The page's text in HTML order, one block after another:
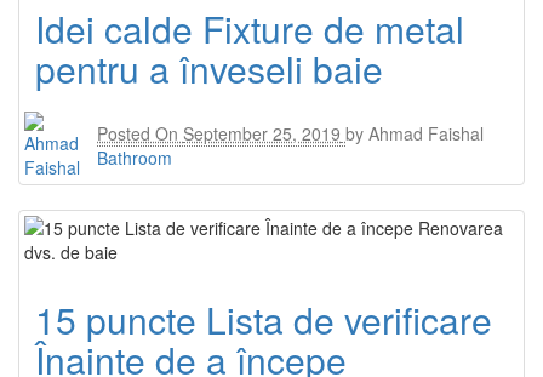
Idei calde Fixture de metal
pentru a înveseli baie
Posted On September 25, 2019 by Ahmad Faishal
Bathroom
15 puncte Lista de verificare
Înainte de a începe